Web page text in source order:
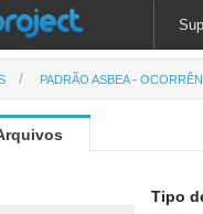
PADRÃO ASBEA -
Tipo